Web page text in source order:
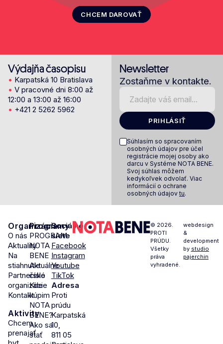
CHCEM DAROVAŤ
Výdajňa časopisu
• Karpatská 10 Bratislava
• V pracovné dni 8:00 až
12:00 a 13:00 až 16:00
• +421 2 5262 5962
Newsletter
Zostaňme v kontakte.
PRIHLÁSIŤ
Súhlasím so spracovaním
osobných údajov pre účel
registrácie mojej osoby ako
darcu v Systéme NOTA BENE.
Svoj súhlas môžem
kedykoľvek odvolať. Viac
informácií o ochrane
osobných údajov tu.
Organizácia
O nás
Aktuality
Na
stiahnutie
Partnerské
organizácie
Kontakt
Aktivity
Chcem
prenajať
Programy
PROGRAM
NOTA
BENE
Aktuálne
číslo
Kde
kúpim
NOTA
BENE?
Ako sa
stať
Sociálne
siete
Facebook
Instagram
Youtube
TikTok
Adresa
Proti
prúdu
Karpatská
10,
811 05
© 2026.
PROTI
PRÚDU.
Všetky
práva
vyhradené.
webdesign
&
development
by studio
pajerchin